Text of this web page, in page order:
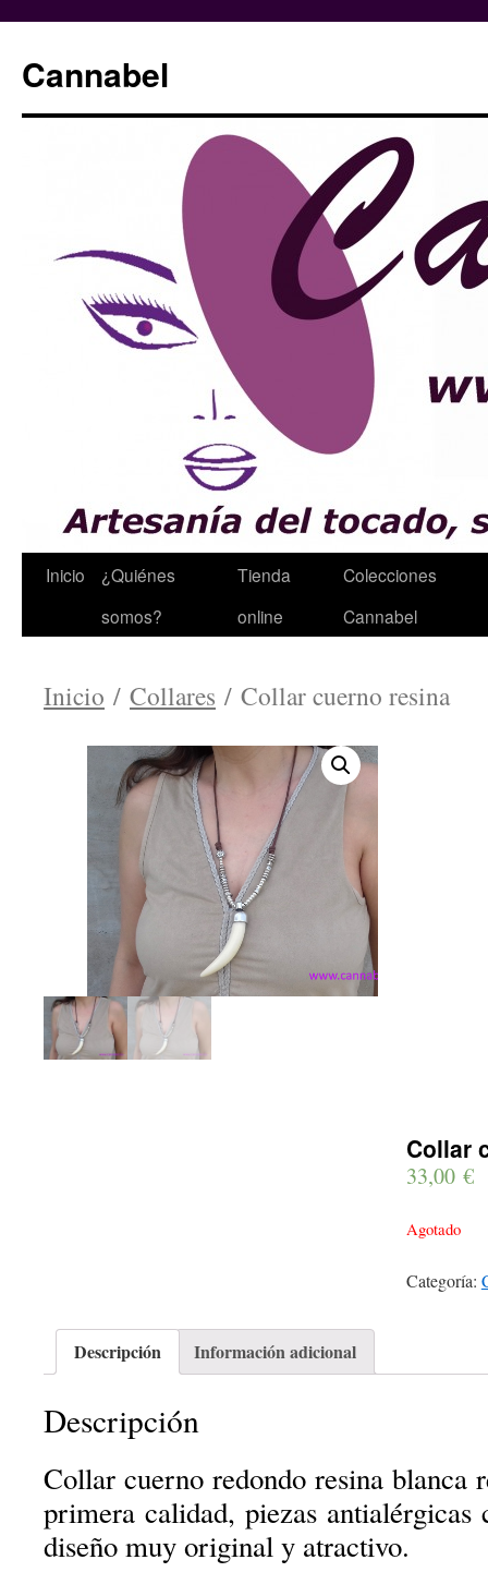
Cannabel
Saltar
Inicio
¿Quiénes
somos?
Tienda
online
Colecciones
Cannabel
Inicio / Collares / Collar cuerno resina
Collar
33,00 €
Agotado
Categoría:
Descripción Información adicional
Descripción
Collar cuerno redondo resina blanca
primera calidad, piezas antialérgicas
diseño muy original y atractivo.